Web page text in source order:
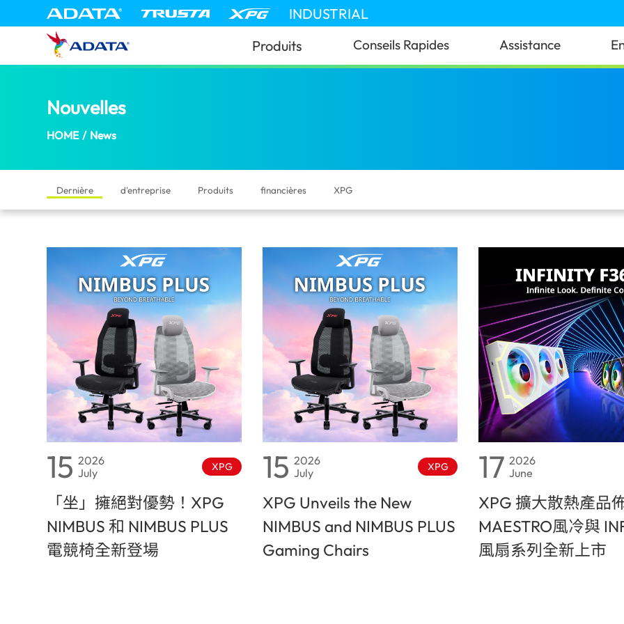
INDUSTRIAL
Produits
Conseils Rapides Assistance
Nouvelles(New Caledonia)
HOME / News
Dernière d'entreprise Produits financières XPG
15 2026
July
XPG
「坐」擁絕對優勢！XPG
NIMBUS 和 NIMBUS PLUS
電競椅全新登場
15 2026
July
XPG
XPG Unveils the New
NIMBUS and NIMBUS PLUS
Gaming Chairs
17 2026
June
XPG 擴大散熱產品
MAESTRO風冷與
風扇系列全新上市
News | ADATA (New Caledonia)